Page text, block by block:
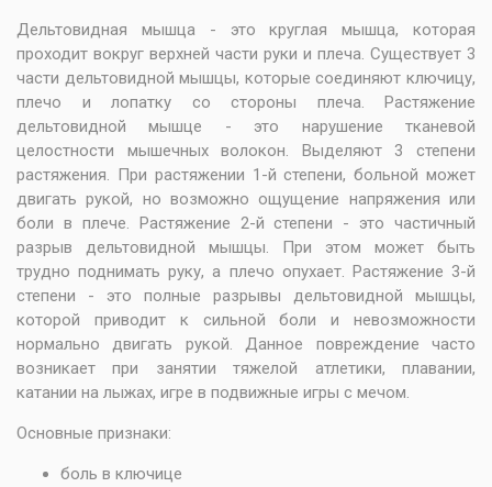
Дельтовидная мышца - это круглая мышца, которая
проходит вокруг верхней части руки и плеча. Существует 3
части дельтовидной мышцы, которые соединяют ключицу,
плечо и лопатку со стороны плеча. Растяжение
дельтовидной мышце - это нарушение тканевой
целостности мышечных волокон. Выделяют 3 степени
растяжения. При растяжении 1-й степени, больной может
двигать рукой, но возможно ощущение напряжения или
боли в плече. Растяжение 2-й степени - это частичный
разрыв дельтовидной мышцы. При этом может быть
трудно поднимать руку, а плечо опухает. Растяжение 3-й
степени - это полные разрывы дельтовидной мышцы,
которой приводит к сильной боли и невозможности
нормально двигать рукой. Данное повреждение часто
возникает при занятии тяжелой атлетики, плавании,
катании на лыжах, игре в подвижные игры с мечом.
Основные признаки:
боль в ключице